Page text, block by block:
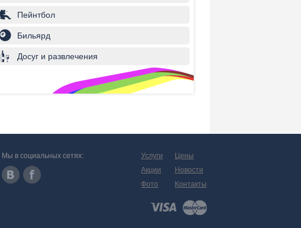
Пейнтбол
Бильярд
Досуг и развлечения
Мы в социальных сетях:
Услуги
Акции
Фото
Цены
Новости
Контакты